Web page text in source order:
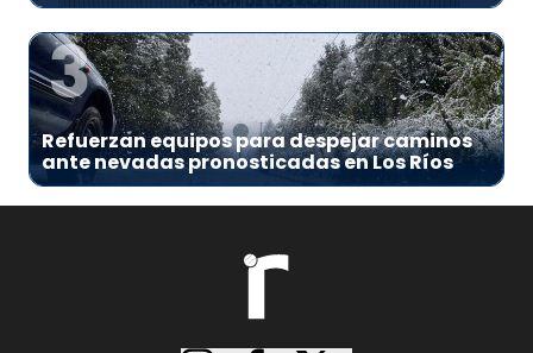
3
Refuerzan equipos para despejar caminos
ante nevadas pronosticadas en Los Ríos